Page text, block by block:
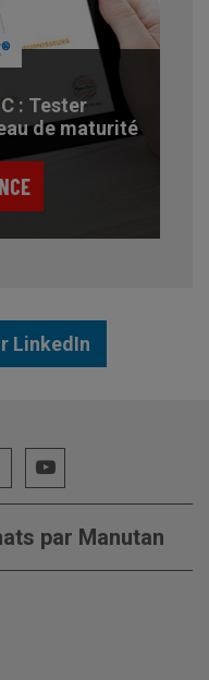
®
: Tester
de maturité
LinkedIn
par Manutan